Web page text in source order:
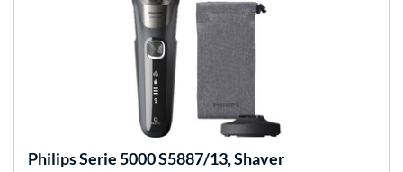
PhilipsSerie 5000 S5887/13, Shaver